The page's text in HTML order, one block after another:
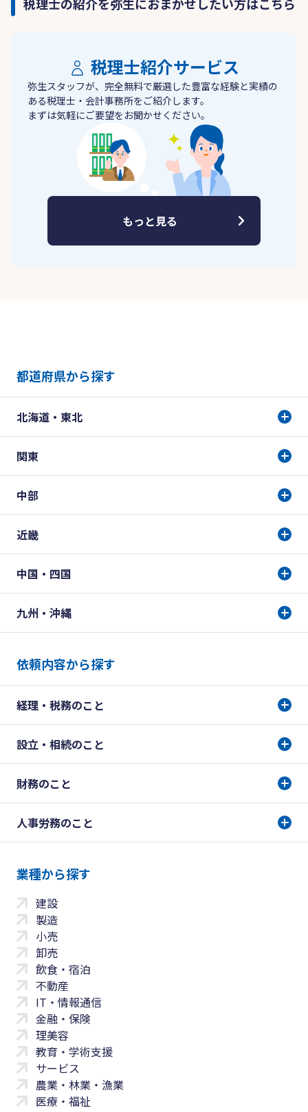
税理士紹介サービス
弥生スタッフが、完全無料で厳選した豊富な経験と実績の
ある税理士・会計事務所をご紹介します。
まずは気軽にご要望をお聞かせください。
もっと見る
都道府県から探す
北海道・東北
関東
中部
近畿
中国・四国
九州・沖縄
依頼内容から探す
経理・税務のこと
設立・相続のこと
財務のこと
人事労務のこと
業種から探す
建設
製造
小売
卸売
飲食・宿泊
不動産
IT・情報通信
金融・保険
理美容
教育・学術支援
サービス
農業・林業・漁業
医療・福祉